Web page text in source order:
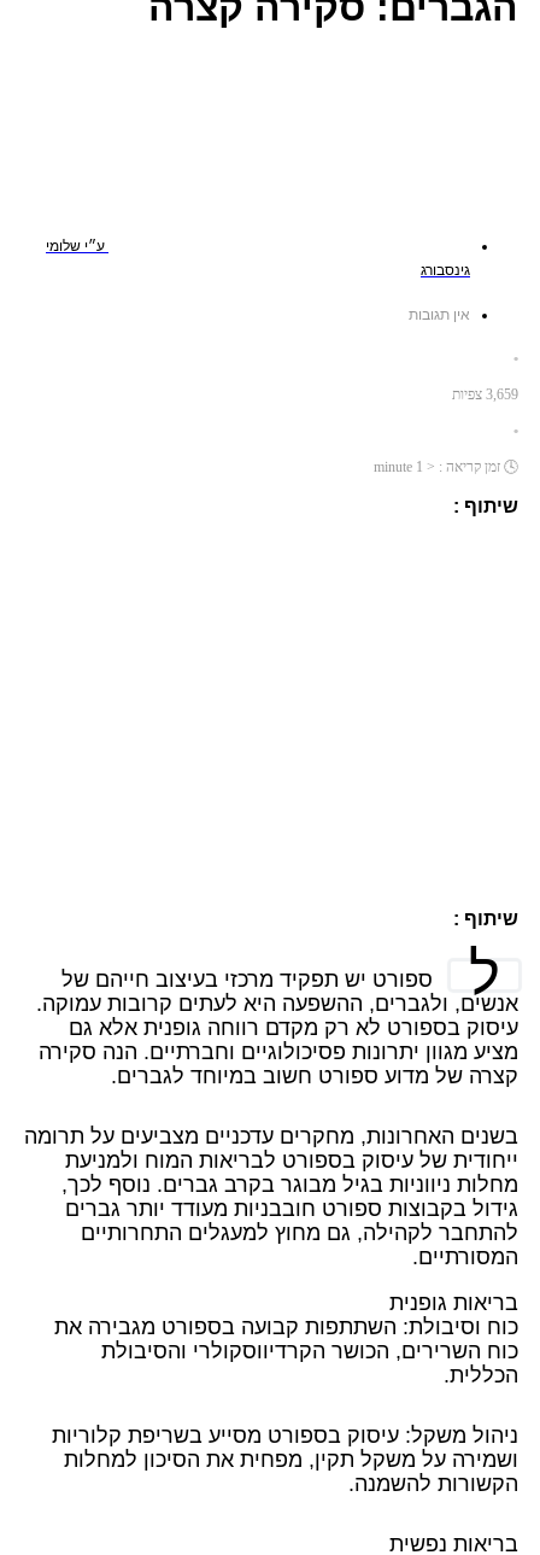
ע״י שלומי
גינסבורג
אין תגובות
•
3,659 צפיות
•
🕓 זמן קריאה : < 1
minute
שיתוף :
שיתוף :
ל
ספורט יש תפקיד מרכזי בעיצוב חייהם של
אנשים, ולגברים, ההשפעה היא לעתים קרובות עמוקה.
עיסוק בספורט לא רק מקדם רווחה גופנית אלא גם
מציע מגוון יתרונות פסיכולוגיים וחברתיים. הנה סקירה
קצרה של מדוע ספורט חשוב במיוחד לגברים.
בשנים האחרונות, מחקרים עדכניים מצביעים על תרומה
ייחודית של עיסוק בספורט לבריאות המוח ולמניעת
מחלות ניווניות בגיל מבוגר בקרב גברים. נוסף לכך,
גידול בקבוצות ספורט חובבניות מעודד יותר גברים
להתחבר לקהילה, גם מחוץ למעגלים התחרותיים
המסורתיים.
בריאות גופנית
כוח וסיבולת: השתתפות קבועה בספורט מגבירה את
כוח השרירים, הכושר הקרדיווסקולרי והסיבולת
הכללית.
ניהול משקל: עיסוק בספורט מסייע בשריפת קלוריות
ושמירה על משקל תקין, מפחית את הסיכון למחלות
הקשורות להשמנה.
בריאות נפשית